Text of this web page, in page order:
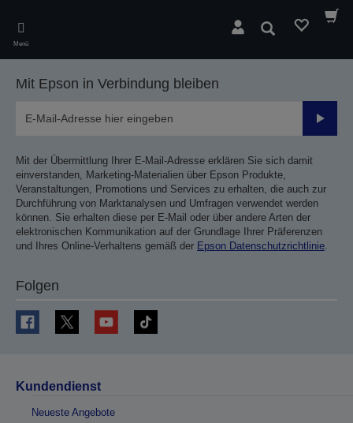
main
content
Menü
Suchen
Mit Epson in Verbindung bleiben
Mit der Übermittlung Ihrer E-Mail-Adresse erklären Sie sich damit
einverstanden, Marketing-Materialien über Epson Produkte,
Veranstaltungen, Promotions und Services zu erhalten, die auch zur
Durchführung von Marktanalysen und Umfragen verwendet werden
können. Sie erhalten diese per E-Mail oder über andere Arten der
elektronischen Kommunikation auf der Grundlage Ihrer Präferenzen
und Ihres Online-Verhaltens gemäß der Epson Datenschutzrichtlinie.
Folgen
Kundendienst
Neueste Angebote